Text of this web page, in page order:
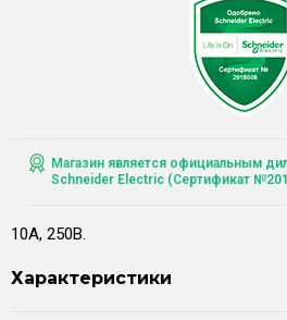
Магазин является официальным
Schneider Electric (Сертификат
10А, 250В.
Характеристики